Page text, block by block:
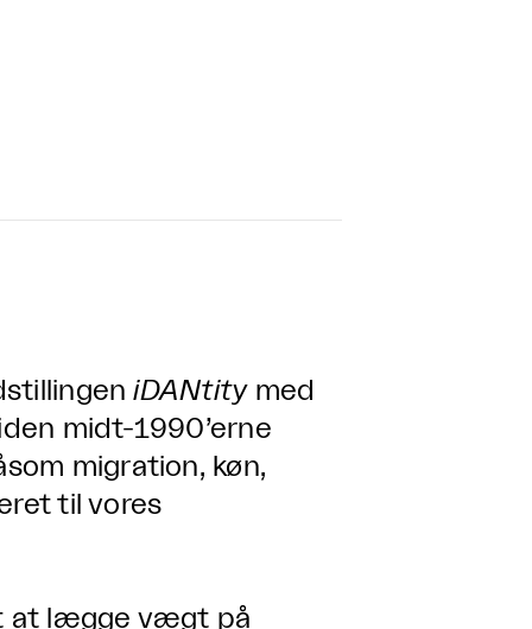
iDANtitymed
midt-1990’erne
migration, køn,
til vores
at lægge vægt på